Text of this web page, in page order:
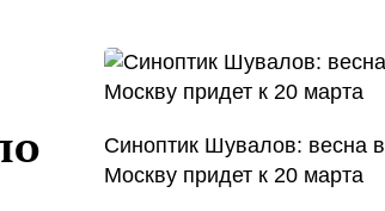
Синоптик Шувалов: весна в
Москву придет к 20 марта